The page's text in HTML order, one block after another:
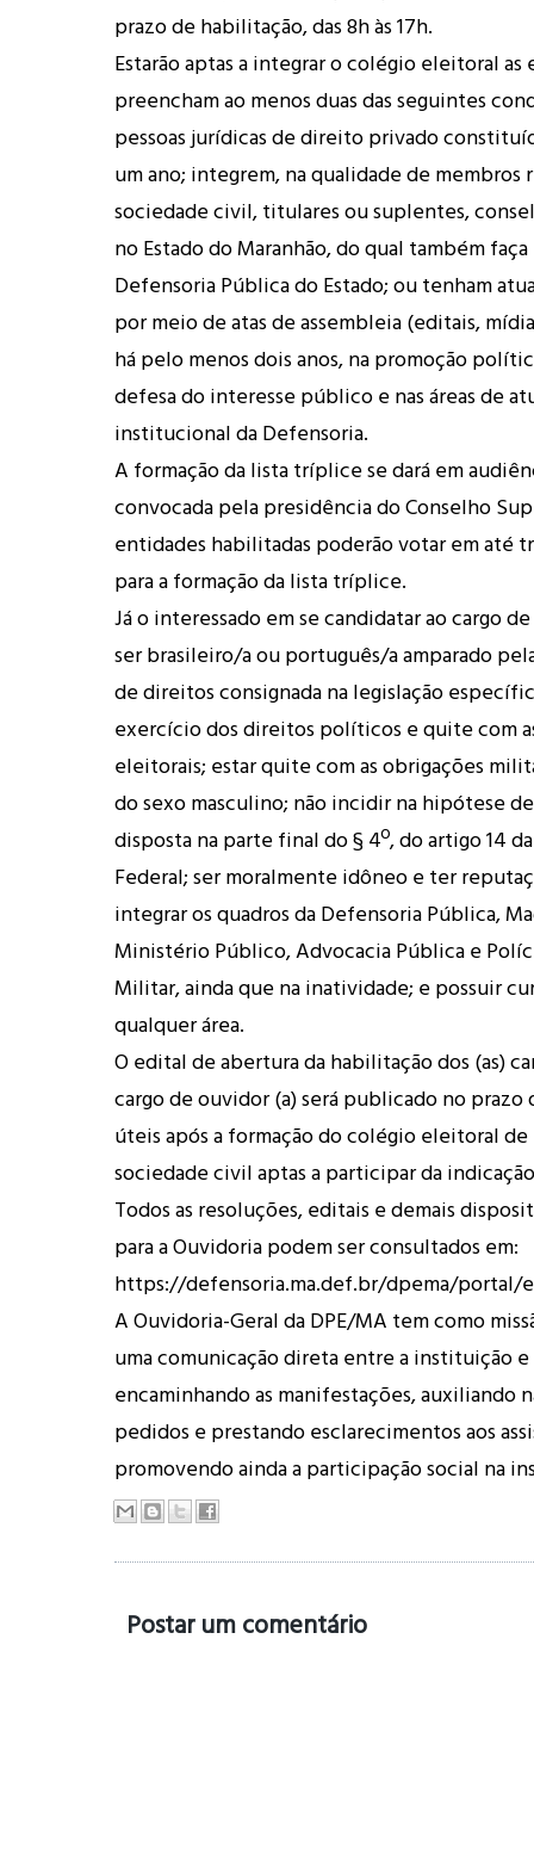
prazo de habilitação, das 8h às 17h.
Estarão aptas a integrar o colégio eleitoral as
preencham ao menos duas das seguintes
pessoas jurídicas de direito privado
um ano; integrem, na qualidade de membros
sociedade civil, titulares ou suplentes,
no Estado do Maranhão, do qual também
Defensoria Pública do Estado; ou tenham
por meio de atas de assembleia (editais,
há pelo menos dois anos, na promoção
defesa do interesse público e nas áreas de
institucional da Defensoria.
A formação da lista tríplice se dará em
convocada pela presidência do Conselho
entidades habilitadas poderão votar em até
para a formação da lista tríplice.
Já o interessado em se candidatar ao cargo
ser brasileiro/a ou português/a amparado
de direitos consignada na legislação
exercício dos direitos políticos e quite com
eleitorais; estar quite com as obrigações
do sexo masculino; não incidir na hipótese
disposta na parte final do § 4º, do artigo 14
Federal; ser moralmente idôneo e ter
integrar os quadros da Defensoria Pública,
Ministério Público, Advocacia Pública e
Militar, ainda que na inatividade; e possuir
qualquer área.
O edital de abertura da habilitação dos (as)
cargo de ouvidor (a) será publicado no prazo
úteis após a formação do colégio eleitoral
sociedade civil aptas a participar da
Todos as resoluções, editais e demais
para a Ouvidoria podem ser consultados em:
https://defensoria.ma.def.br/dpema/portal/
A Ouvidoria-Geral da DPE/MA tem como
uma comunicação direta entre a instituição e
encaminhando as manifestações, auxiliando
pedidos e prestando esclarecimentos aos
promovendo ainda a participação social na
Postar um comentário